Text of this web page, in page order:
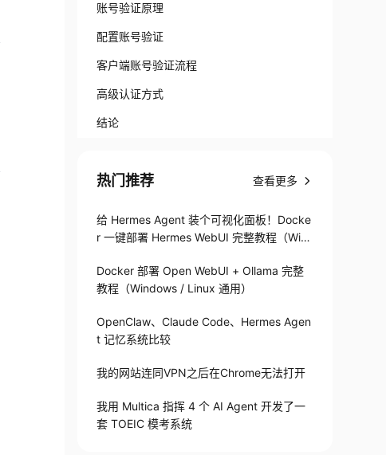
账号验证原理
配置账号验证
客户端账号验证流程
高级认证方式
结论
热门推荐 查看更多
给 Hermes Agent 装个可视化面板！Docke
r 一键部署 Hermes WebUI 完整教程（Win
Docker 部署 Open WebUI + Ollama 完整
教程（Windows / Linux 通用）
OpenClaw、Claude Code、Hermes Agen
t 记忆系统比较
我的网站连同VPN之后在Chrome无法打开
我用 Multica 指挥 4 个 AI Agent 开发了一
套 TOEIC 模考系统